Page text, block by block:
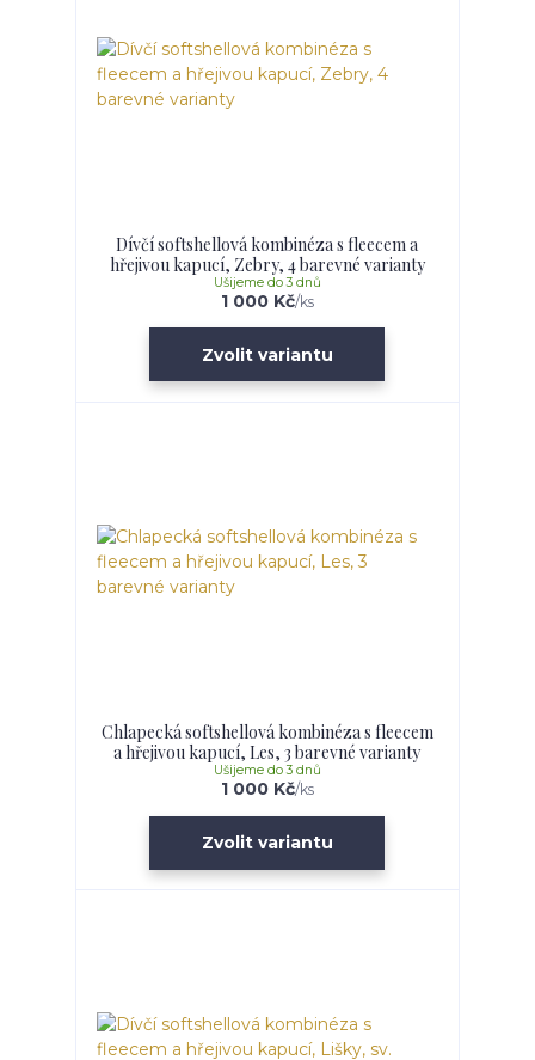
Dívčí softshellová kombinéza s fleecem a
hřejivou kapucí, Zebry, 4 barevné varianty
1 000 Kč/ks
Ušijeme do 3 dnů
Zvolit variantu
Chlapecká softshellová kombinéza s fleecem
a hřejivou kapucí, Les, 3 barevné varianty
1 000 Kč/ks
Ušijeme do 3 dnů
Zvolit variantu